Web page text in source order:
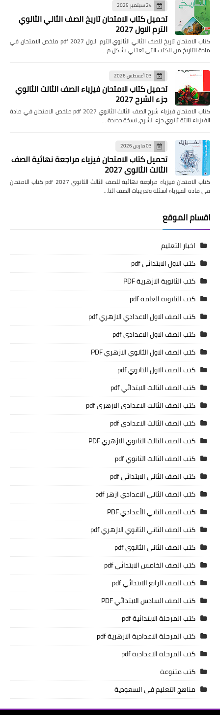
24 سبتمبر 2025
تحميل كتاب الامتحان تاريخ الصف الثاني الثانوي
الترم الاول 2027
كتاب الامتحان تاريخ للصف الثاني الثانوي الترم الاول pdf 2027 ملخص الامتحان في
مادة التاريخ من الكتب التى تعتني بشكل م…
03 أغسطس 2026
تحميل كتاب الامتحان فيزياء الصف الثالث الثانوي
جزء الشرح 2027
كتاب الامتحان فيزياء شرح الصف الثالث الثانوي pdf 2027 ملخص الامتحان في مادة
الفيزياء تالتة ثانوي جزء الشرح, نسخة جديدة …
03 مارس 2026
تحميل كتاب الامتحان فيزياء مراجعة نهائية الصف
الثالث الثانوي 2027
كتاب الامتحان فيزياء مراجعة نهائية للصف الثالث الثانوي pdf 2027 كتاب الامتحان
في مادة الفيزياء اسئلة وتدريبات الصف الثا…
اقسام الموقع
اخبار التعليم
كتب الاول الابتدائي pdf
كتب الثانوية الازهرية PDF
كتب الثانوية العامة pdf
كتب الصف الاول الاعدادي الازهري pdf
كتب الصف الاول الاعدادي pdf
كتب الصف الاول الثانوي الازهري PDF
كتب الصف الاول الثانوي pdf
كتب الصف الثالث الابتدائي pdf
كتب الصف الثالث الاعدادي الازهري pdf
كتب الصف الثالث الاعدادي pdf
كتب الصف الثالث الثانوي الازهري PDF
كتب الصف الثالث الثانوي pdf
كتب الصف الثاني الابتدائي pdf
كتب الصف الثاني الاعدادي ازهر pdf
كتب الصف الثاني الأعدادي PDF
كتب الصف الثاني الثانوي الازهري pdf
كتب الصف الثاني الثانوي pdf
كتب الصف الخامس الابتدائي pdf
كتب الصف الرابع الابتدائي pdf
كتب الصف السادس الابتدائي PDF
كتب المرحلة الابتدائية pdf
كتب المرحلة الاعدادية الازهرية pdf
كتب المرحلة الاعدادية pdf
كتب متنوعة
مناهج التعليم في السعودية